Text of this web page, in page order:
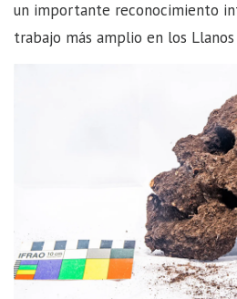
un importante reconocimiento
trabajo más amplio en los